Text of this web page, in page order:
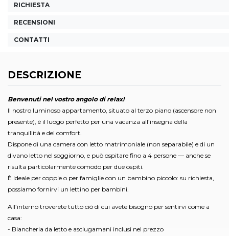
RICHIESTA
RECENSIONI
CONTATTI
DESCRIZIONE
Benvenuti nel vostro angolo di relax!
Il nostro luminoso appartamento, situato al terzo piano (ascensore non
presente), è il luogo perfetto per una vacanza all’insegna della
tranquillità e del comfort.
Dispone di una camera con letto matrimoniale (non separabile) e di un
divano letto nel soggiorno, e può ospitare fino a 4 persone — anche se
risulta particolarmente comodo per due ospiti.
È ideale per coppie o per famiglie con un bambino piccolo: su richiesta,
possiamo fornirvi un lettino per bambini.
All’interno troverete tutto ciò di cui avete bisogno per sentirvi come a
casa:
- Biancheria da letto e asciugamani inclusi nel prezzo